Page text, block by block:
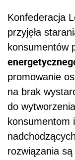
Konfederacja
przyjęła
konsumentów
promowanie
na brak
do
konsumentom
rozwiązania